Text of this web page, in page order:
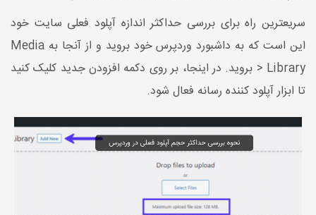
سریعترین راه برای بررسی حداکثر اندازه آپلود فعلی سایت خود
این است که به داشبورد وردپرس خود بروید و از آنجا به Media
> Library بروید. در اینجا، بر روی دکمه افزودن جدید کلیک کنید
تا ابزار آپلود کننده رسانه فعال شود.